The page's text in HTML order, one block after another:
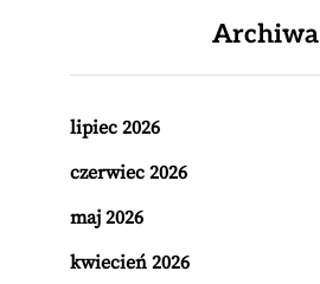
Archiwa
lipiec 2026
czerwiec 2026
maj 2026
kwiecień 2026